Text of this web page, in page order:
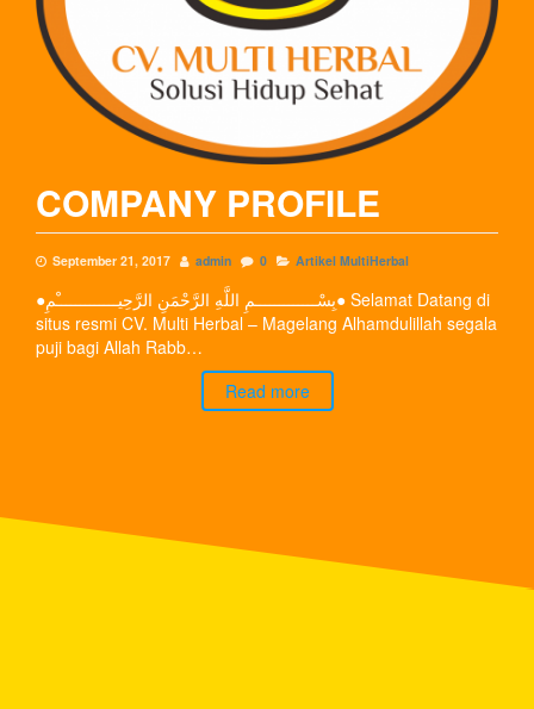
COMPANY PROFILE
September 21, 2017 admin 0 Artikel MultiHerbal
●بِسْـــــــــــــمِ اللَّهِ الرَّحْمَنِ الرَّحِيـــــــــــــْمِ● Selamat Datang di
situs resmi CV. Multi Herbal – Magelang Alhamdulillah segala
puji bagi Allah Rabb…
Read more